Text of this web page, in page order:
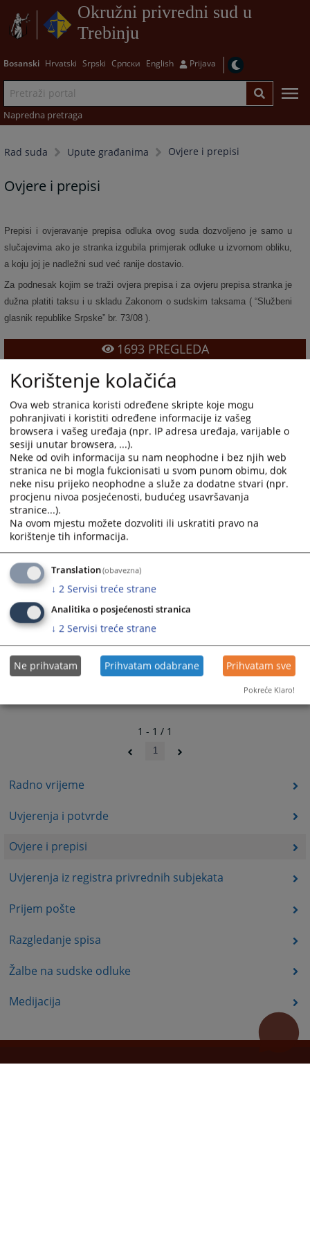
Okružni privredni sud u
Trebinju
Bosanski Hrvatski Srpski Српски English Prijava
Napredna pretraga
Rad suda Upute građanima Ovjere i prepisi
Radno vrijeme
Uvjerenja i potvrde
Ovjere i prepisi
Uvjerenja iz registra privrednih subjekata
Prijem pošte
Razgledanje spisa
Žalbe na sudske odluke
Medijacija
Ovjere i prepisi
Prepisi i ovjeravanje prepisa odluka ovog suda dozvoljeno je samo u
slučajevima ako je stranka izgubila primjerak odluke u izvornom obliku,
a koju joj je nadležni sud već ranije dostavio.
Za podnesak kojim se traži ovjera prepisa i za ovjeru prepisa stranka je
dužna platiti taksu i u skladu Zakonom o sudskim taksama ( “Službeni
glasnik republike Srpske” br. 73/08 ).
1693PREGLEDA
1 - 1 / 1
1
Korištenje kolačića
Ova web stranica koristi određene skripte koje mogu
pohranjivati i koristiti određene informacije iz vašeg
browsera i vašeg uređaja (npr. IP adresa uređaja, varijable o
sesiji unutar browsera, ...).
Neke od ovih informacija su nam neophodne i bez njih web
stranica ne bi mogla fukcionisati u svom punom obimu, dok
neke nisu prijeko neophodne a služe za dodatne stvari (npr.
procjenu nivoa posjećenosti, budućeg usavršavanja
stranice...).
Na ovom mjestu možete dozvoliti ili uskratiti pravo na
korištenje tih informacija.
Translation(obavezna)
↓ 2 Servisi treće strane
Analitika o posjećenosti stranica
↓ 2 Servisi treće strane
Ne prihvatam Prihvatam odabrane Prihvatam sve
Pokreće Klaro!